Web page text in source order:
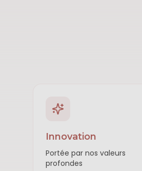
Innovation
Portée par nos valeurs
profondes